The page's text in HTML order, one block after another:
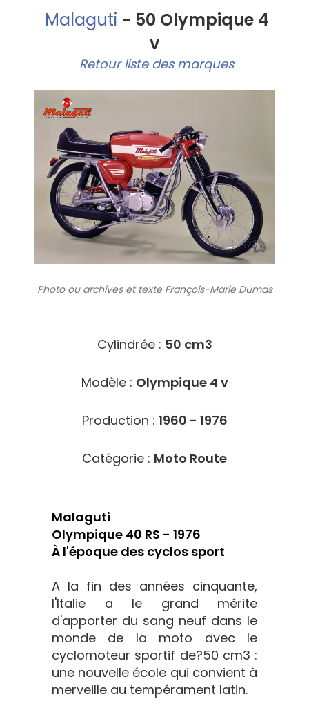
Malaguti - 50 Olympique 4
v
Retour liste des marques
Photo ou archiveset texte François-Marie Dumas
Cylindrée : 50 cm3
Modèle : Olympique 4 v
Production : 1960 - 1976
Catégorie : Moto Route
Malaguti
Olympique 40 RS - 1976
À l'époque des cyclos sport
A la fin des années cinquante,
l'Italie a le grand mérite
d'apporter du sang neuf dans le
monde de la moto avec le
cyclomoteur sportif de?50 cm3 :
une nouvelle école qui convient à
merveille au tempérament latin.